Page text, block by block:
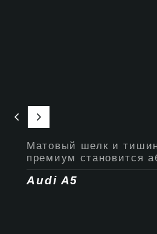
Матовый шелк и
премиум становится
Audi A5